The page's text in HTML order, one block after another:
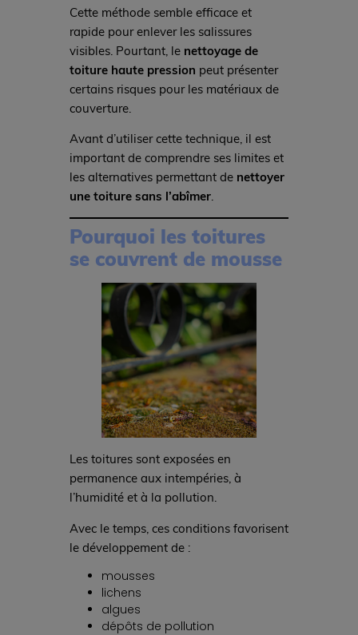
Cette méthode semble efficace et
rapide pour enlever les salissures
visibles. Pourtant, le nettoyage de
toiture haute pression peut présenter
certains risques pour les matériaux de
couverture.
Avant d’utiliser cette technique, il est
important de comprendre ses limites et
les alternatives permettant de nettoyer
une toiture sans l’abîmer.
Pourquoi les toitures
se couvrent de mousse
Les toitures sont exposées en
permanence aux intempéries, à
l’humidité et à la pollution.
Avec le temps, ces conditions favorisent
le développement de :
mousses
lichens
algues
dépôts de pollution